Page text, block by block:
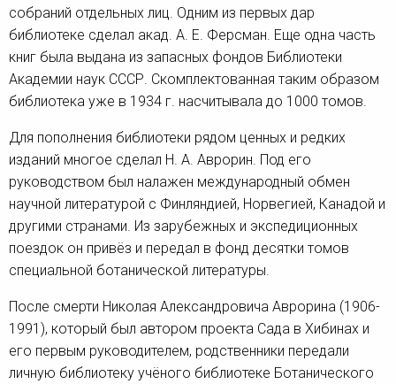
собраний отдельных лиц. Одним из первых дар
библиотеке сделал акад. А. Е. Ферсман. Еще одна часть
книг была выдана из запасных фондов Библиотеки
Академии наук СССР. Скомплектованная таким образом
библиотека уже в 1934 г. насчитывала до 1000 томов.
Для пополнения библиотеки рядом ценных и редких
изданий многое сделал Н. А. Аврорин. Под его
руководством был налажен международный обмен
научной литературой с Финляндией, Норвегией, Канадой и
другими странами. Из зарубежных и экспедиционных
поездок он привёз и передал в фонд десятки томов
специальной ботанической литературы.
После смерти Николая Александровича Аврорина (1906-
1991), который был автором проекта Сада в Хибинах и
его первым руководителем, родственники передали
личную библиотеку учёного библиотеке Ботанического